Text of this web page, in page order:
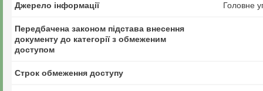
Джерело інформації Головне
Передбачена законом підстава внесення
документу до категорії з обмеженим
доступом
Строк обмеження доступу